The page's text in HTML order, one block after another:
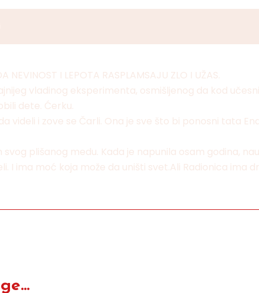
NEVINOST I LEPOTA RASPLAMSAJU ZLO I UŽAS.
vladinog eksperimenta, osmišljenog da kod
dete. Ćerku.
videli i zove se Čarli. Ona je sve što bi ponosni tata
plišanog medu. Kada je napunila osam godina,
I ima moć koja može da uništi svet.Ali Radionica ima